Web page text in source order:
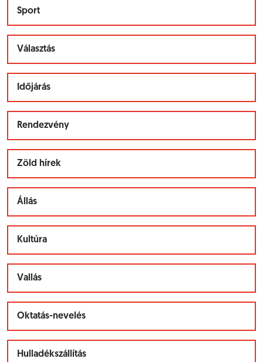
Sport
Választás
Időjárás
Rendezvény
Zöld hírek
Állás
Kultúra
Vallás
Oktatás-nevelés
Hulladékszállítás